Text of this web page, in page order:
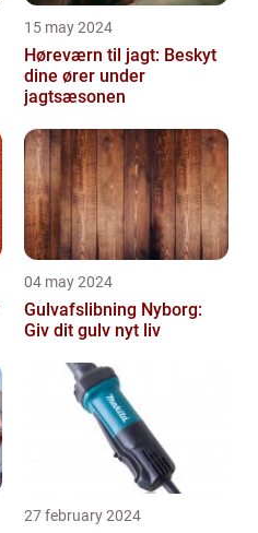
15 may 2024
Høreværn til jagt: Beskyt
dine ører under
jagtsæsonen
04 may 2024
Gulvafslibning Nyborg:
Giv dit gulv nyt liv
27 february 2024